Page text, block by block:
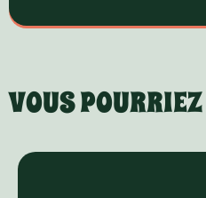
VOUS POURRIEZ